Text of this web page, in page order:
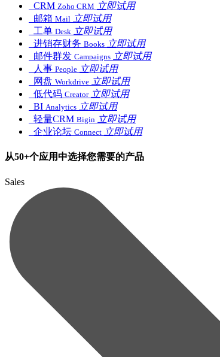
CRM Zoho CRM 立即试用
邮箱 Mail 立即试用
工单 Desk 立即试用
进销存财务 Books 立即试用
邮件群发 Campaigns 立即试用
人事 People 立即试用
网盘 Workdrive 立即试用
低代码 Creator 立即试用
BI Analytics 立即试用
轻量CRM Bigin 立即试用
企业论坛 Connect 立即试用
从50+个应用中选择您需要的产品
Sales